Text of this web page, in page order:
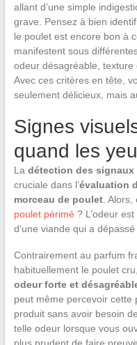
allant d’une simple
grave. Pensez à bien
le poulet est encore bon à
manifestent sous
odeur désagréable, texture
Avec ces critères en tête,
seulement délicieux, mais
Signes
quand les
La détection des
cruciale dans l’évaluation
morceau de poulet. Alors,
poulet périmé ? L’odeur
d’une viande qui a dépassé
Contrairement au parfum
habituellement le poulet
odeur forte et
peut même percevoir cette
produit sans avoir besoin
telle odeur lorsque vous